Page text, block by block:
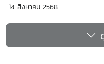
ควายเพื่อประโยชน์ทางการ
วิจัยเห็ดขี้ควาย มหาวิทยาลัยแ
ดร.ชัยยศ สัมฤทธิ์สกุล รองอ
ด้วยทีมนักวิจัย ร่วมให้การต้
14 สิงหาคม 2568